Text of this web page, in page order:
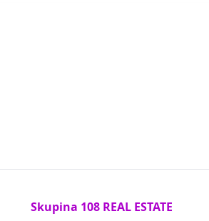
Skupina 108 REAL ESTATE